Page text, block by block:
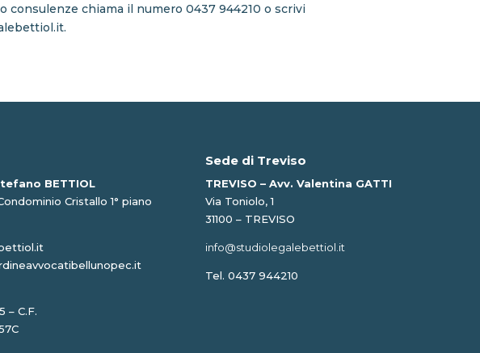
consulenze chiama il numero 0437 944210 o scrivi
BETTIOL
Cristallo 1° piano
– C.F.
Sede di Treviso
TREVISO – Avv. Valentina GATTI
Via Toniolo, 1
31100 – TREVISO
info@studiolegalebettiol.it
Tel. 0437 944210